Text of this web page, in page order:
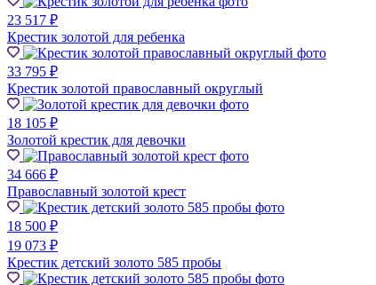
23 517 ₽
Крестик золотой для ребенка
33 795 ₽
Крестик золотой православный округлый
18 105 ₽
Золотой крестик для девочки
34 666 ₽
Православный золотой крест
18 500 ₽
19 073 ₽
Крестик детский золото 585 пробы